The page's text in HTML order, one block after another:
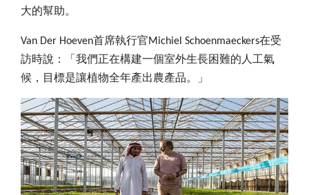
大的幫助。
Van Der Hoeven首席執行官Michiel Schoenmaeckers在受
訪時說：「我們正在構建一個室外生長困難的人工氣
候，目標是讓植物全年產出農產品。」